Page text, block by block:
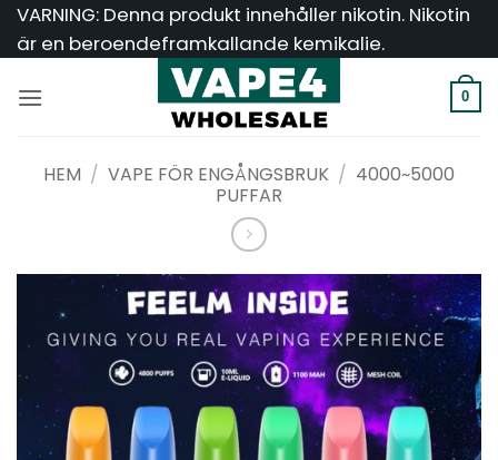
Hoppa
till
VARNING: Denna produkt innehåller nikotin. Nikotin
är en beroendeframkallande kemikalie.
0
HEM / VAPE FÖR ENGÅNGSBRUK / 4000~5000
PUFFAR